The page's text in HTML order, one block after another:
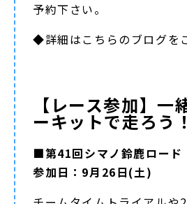
予約下さい。
◆詳細はこちらのブログを
【レース参加】一
ーキットで走ろう
■第41回シマノ鈴鹿ロード
参加日：9月26日(土)